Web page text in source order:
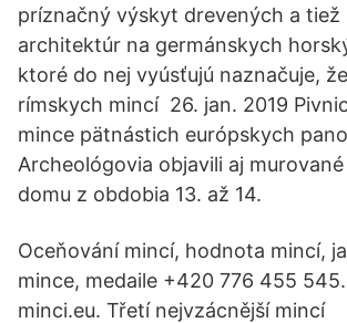
príznačný výskyt drevených a tiež
architektúr na germánskych
ktoré do nej vyúsťujú naznačuje,
rímskych mincí 26. jan. 2019
mince pätnástich európskych
Archeológovia objavili aj
domu z obdobia 13. až 14.
Oceňování mincí, hodnota mincí,
mince, medaile +420 776 455
minci.eu. Třetí nejvzácnější mincí